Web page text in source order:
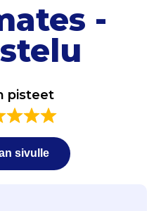
-
pisteet
sivulle